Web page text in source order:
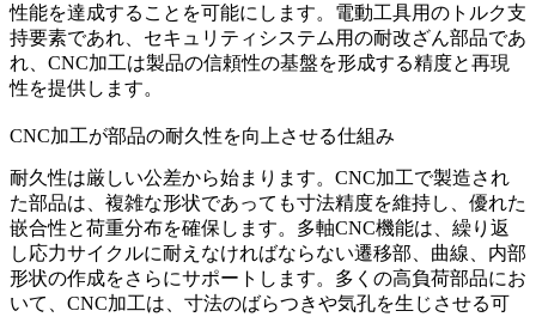
性能を達成することを可能にします。電動工具用のトルク支
持要素であれ、セキュリティシステム用の耐改ざん部品であ
れ、CNC加工は製品の信頼性の基盤を形成する精度と再現
性を提供します。
CNC加工が部品の耐久性を向上させる仕組み
耐久性は厳しい公差から始まります。CNC加工で製造され
た部品は、複雑な形状であっても寸法精度を維持し、優れた
嵌合性と荷重分布を確保します。多軸CNC機能は、繰り返
し応力サイクルに耐えなければならない遷移部、曲線、内部
形状の作成をさらにサポートします。多くの高負荷部品にお
いて、CNC加工は、寸法のばらつきや気孔を生じさせる可